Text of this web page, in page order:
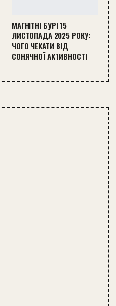
МАГНІТНІ БУРІ 15
ЛИСТОПАДА 2025 РОКУ:
ЧОГО ЧЕКАТИ ВІД
СОНЯЧНОЇ АКТИВНОСТІ